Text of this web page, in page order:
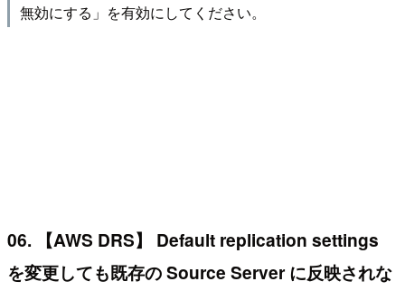
無効にする」を有効にしてください。
06. 【AWS DRS】 Default replication settings
を変更しても既存の Source Server に反映されな